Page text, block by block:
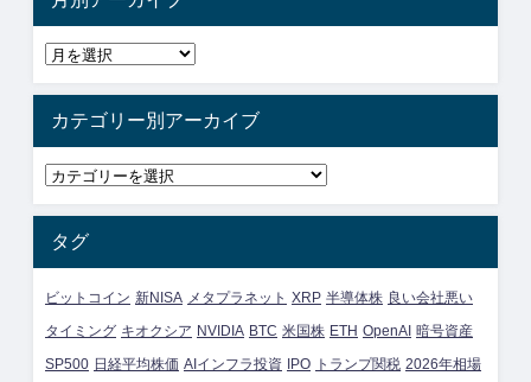
カテゴリー別アーカイブ
タグ
ビットコイン 新NISA メタプラネット XRP 半導体株 良い会社悪い
タイミング キオクシア NVIDIA BTC 米国株 ETH OpenAI 暗号資産
SP500 日経平均株価 AIインフラ投資 IPO トランプ関税 2026年相場